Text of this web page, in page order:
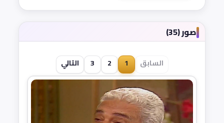
صور (35)
السابق 1
2
3 التالي